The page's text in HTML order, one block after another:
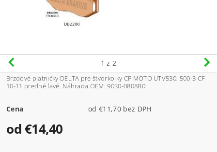
1 z 2
Brzdové platničky DELTA pre štvorkolky CF MOTO UTV530, 500-3 CF
10-11 predné ľavé. Náhrada OEM: 9030-0808B0
Cena od €11,70 bez DPH
od €14,40